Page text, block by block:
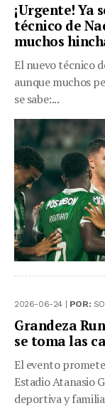
¡Urgente! Ya
técnico de
muchos
El nuevo técnico
aunque muchos
se sabe:...
2026-06-24 | POR:
Grandeza
se toma las
El evento
Estadio Atanasio
deportiva y